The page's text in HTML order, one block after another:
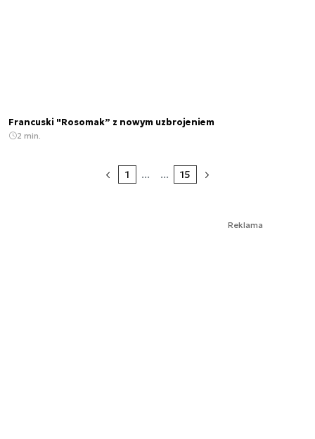
Francuski "Rosomak” z nowym uzbrojeniem
2 min.
1 ... ... 15
Reklama